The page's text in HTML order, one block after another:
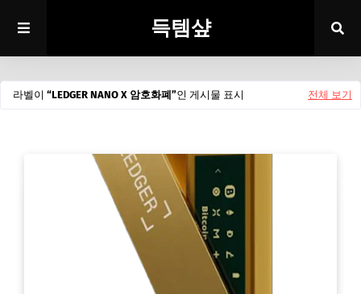
득템샾
라벨이 LEDGER NANO X 암호화폐 인 게시물 표시 전체 보기